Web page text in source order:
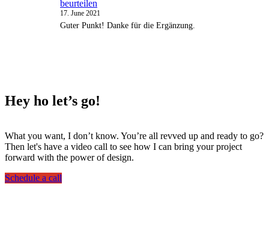
beurteilen
17. June 2021
Guter Punkt! Danke für die Ergänzung.
Hey ho let’s go!
What you want, I don’t know. You’re all revved up and ready to go?
Then let's have a video call to see how I can bring your project
forward with the power of design.
Schedule a call